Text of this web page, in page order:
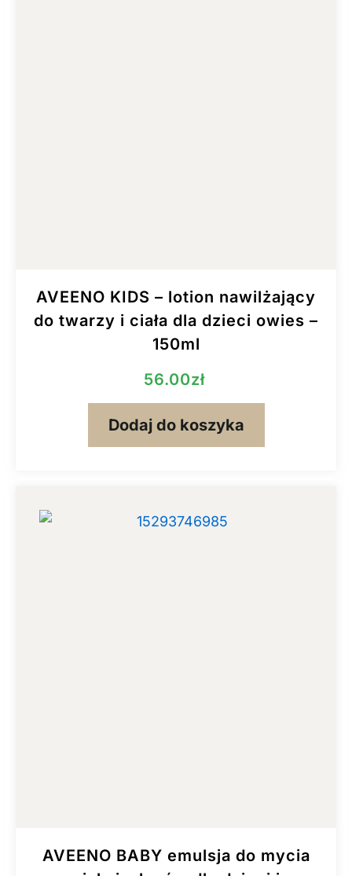
AVEENO KIDS – lotion nawilżający
do twarzy i ciała dla dzieci owies –
150ml
56.00zł
Dodaj do koszyka
AVEENO BABY emulsja do mycia